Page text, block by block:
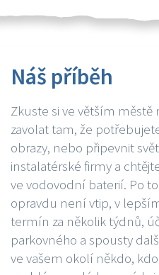
Náš příběh
Zkuste si ve větším
zavolat tam, že
obrazy, nebo připevnit
instalatérské firmy a
ve vodovodní baterií. Po
opravdu není vtip, v
termín za několik týdnů,
parkovného a spousty
ve vašem okolí někdo,